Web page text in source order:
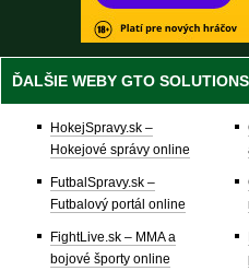
ĎALŠIE WEBY GTO SOLUTIONS
HokejSpravy.sk –
Hokejové správy online
FutbalSpravy.sk –
Futbalový portál online
FightLive.sk – MMA a
bojové športy online